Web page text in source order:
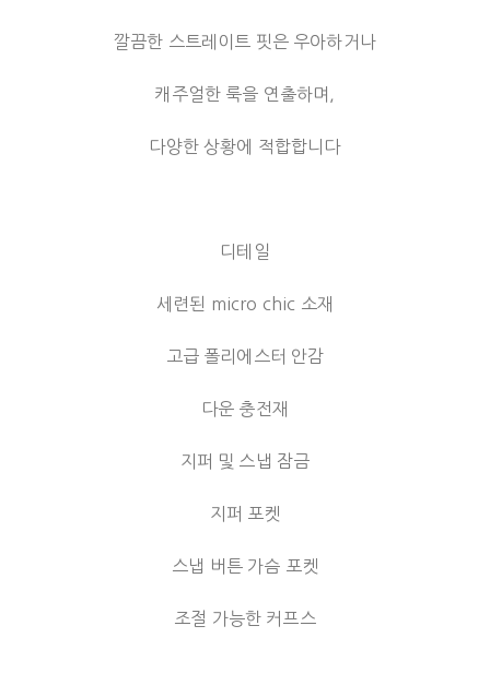
깔끔한 스트레이트 핏은 우아하거나
캐주얼한 룩을 연출하며,
다양한 상황에 적합합니다
디테일
세련된 micro chic 소재
고급 폴리에스터 안감
다운 충전재
지퍼 및 스냅 잠금
지퍼 포켓
스냅 버튼 가슴 포켓
조절 가능한 커프스